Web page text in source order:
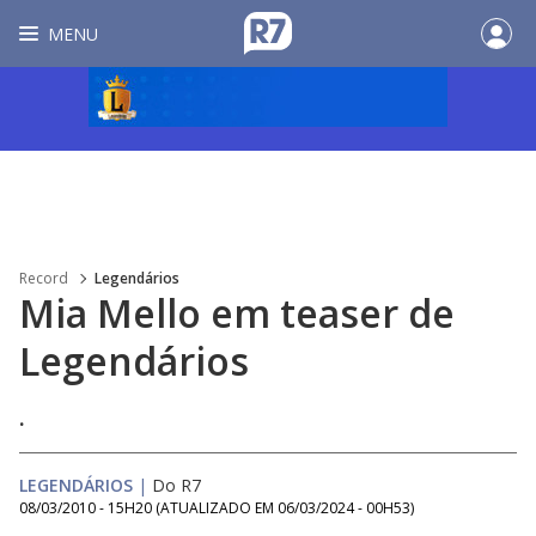
MENU
Record Legendários
Mia Mello em teaser de
Legendários
.
LEGENDÁRIOS | Do R7
08/03/2010 - 15H20 (ATUALIZADO EM 06/03/2024 - 00H53)